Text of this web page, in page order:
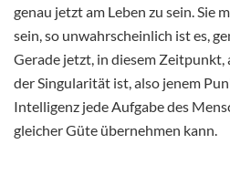
genau jetzt am Leben zu sein. Sie
sein, so unwahrscheinlich ist es,
Gerade jetzt, in diesem Zeitpunkt,
der Singularität ist, also jenem
Intelligenz jede Aufgabe des
gleicher Güte übernehmen kann.